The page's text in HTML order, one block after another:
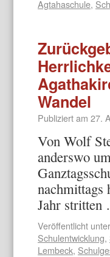
Agtahaschule,
Wandel
Publiziert am 27.
Von Wolf
anderswo
nachmittags
Jahr
Veröffentlicht unter
Schulentwicklung,
Lembeck,